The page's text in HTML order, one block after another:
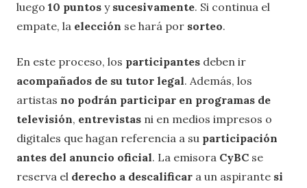
luego 10 puntos y sucesivamente. Si continua el
empate, la elección se hará por sorteo.
En este proceso, los participantes deben ir
acompañados de su tutor legal. Además, los
artistas no podrán participar en programas de
televisión, entrevistas ni en medios impresos o
digitales que hagan referencia a su participación
antes del anuncio oficial. La emisora CyBC se
reserva el derecho a descalificar a un aspirante si